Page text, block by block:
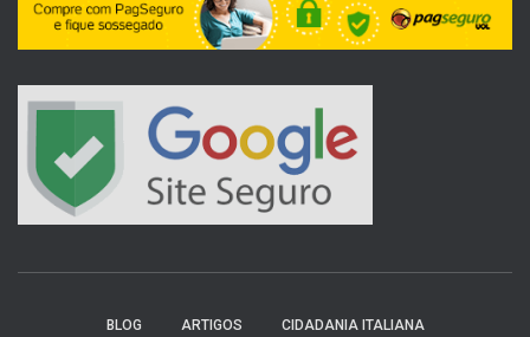
BLOG ARTIGOS CIDADANIA ITALIANA